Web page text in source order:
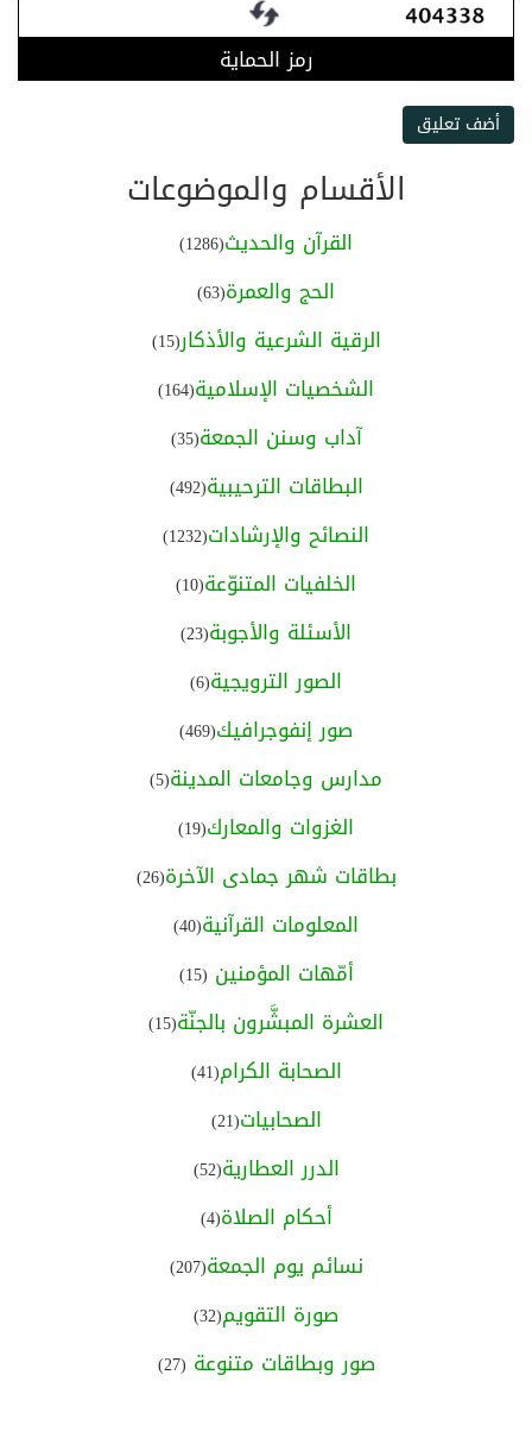
رمز الحماية
أضف تعليق
الأقسام والموضوعات
القرآن والحديث(1286)
الحج والعمرة(63)
الرقية الشرعية والأذكار(15)
الشخصيات الإسلامية(164)
آداب وسنن الجمعة(35)
البطاقات الترحيبية(492)
النصائح والإرشادات(1232)
الخلفيات المتنوّعة(10)
الأسئلة والأجوبة(23)
الصور الترويجية(6)
صور إنفوجرافيك(469)
مدارس وجامعات المدينة(5)
الغزوات والمعارك(19)
بطاقات شهر جمادى الآخرة(26)
المعلومات القرآنية(40)
أمّهات المؤمنين (15)
العشرة المبشَّرون بالجنّة(15)
الصحابة الكرام(41)
الصحابيات(21)
الدرر العطارية(52)
أحكام الصلاة(4)
نسائم يوم الجمعة(207)
صورة التقويم(32)
صور وبطاقات متنوعة (27)